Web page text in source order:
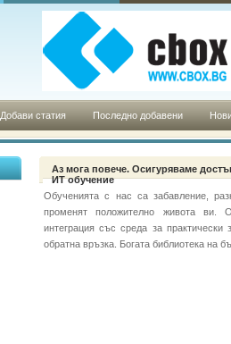
Добави статия Последно добавени
Аз мога повече. Осигуряваме
ИТ обучение
Обученията с нас са забавление,
променят положително живота ви.
интеграция със среда за
обратна връзка. Богата библиотека на